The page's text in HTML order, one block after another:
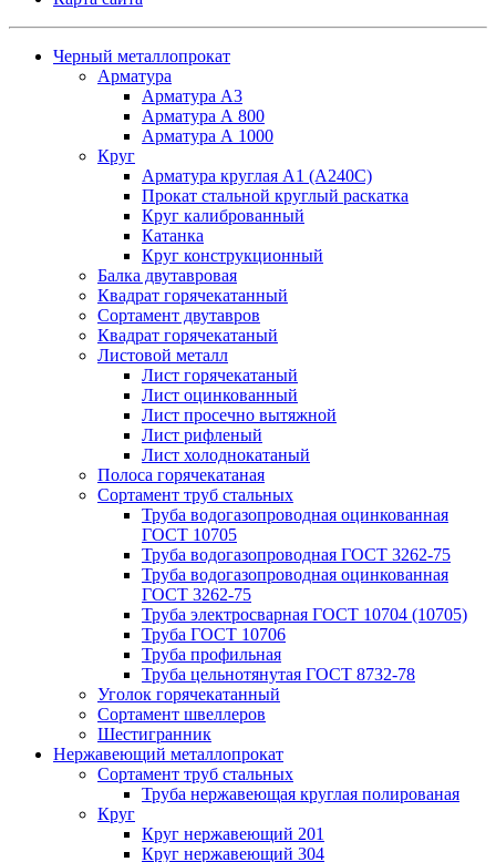
Черный металлопрокат
Арматура
Арматура А3
Арматура А 800
Арматура А 1000
Круг
Арматура круглая А1 (А240C)
Прокат стальной круглый раскатка
Круг калиброванный
Катанка
Круг конструкционный
Балка двутавровая
Квадрат горячекатанный
Сортамент двутавров
Квадрат горячекатаный
Листовой металл
Лист горячекатаный
Лист оцинкованный
Лист просечно вытяжной
Лист рифленый
Лист холоднокатаный
Полоса горячекатаная
Сортамент труб стальных
Труба водогазопроводная оцинкованная
ГОСТ 10705
Труба водогазопроводная ГОСТ 3262-75
Труба водогазопроводная оцинкованная
ГОСТ 3262-75
Труба электросварная ГОСТ 10704 (10705)
Труба ГОСТ 10706
Труба профильная
Труба цельнотянутая ГОСТ 8732-78
Уголок горячекатанный
Сортамент швеллеров
Шестигранник
Нержавеющий металлопрокат
Сортамент труб стальных
Труба нержавеющая круглая полированая
Круг
Круг нержавеющий 201
Круг нержавеющий 304